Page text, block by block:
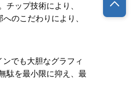
ップ技術により、
のこだわりにより、
でも大胆なグラフィ
駄を最小限に抑え、最